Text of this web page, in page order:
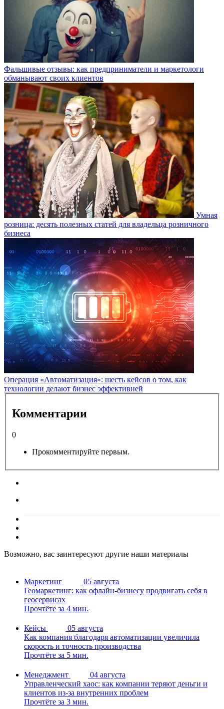
Фальшивые отзывы: как предприниматели и маркетологи
обманывают своих клиентов
Умная
розница: десять полезных статей для владельца розничного
бизнеса
Операция «Автоматизация»: шесть кейсов о том, как
технологии делают бизнес эффективней
Комментарии
0
Прокомментируйте первым.
Возможно, вас заинтересуют другие наши материалы
Маркетинг
05 августа
Геомаркетинг: как офлайн-бизнесу продвигать себя в
геосервисах
Прочтёте за 4 мин.
Кейсы
05 августа
Как компания благодаря автоматизации увеличила
скорость и точность производства
Прочтёте за 5 мин.
Менеджмент
04 августа
Управленческий хаос: как компании теряют деньги и
клиентов из-за внутренних проблем
Прочтёте за 3 мин.